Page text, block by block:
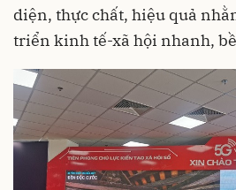
diện, thực chất, hiệu quả
triển kinh tế-xã hội nhanh,